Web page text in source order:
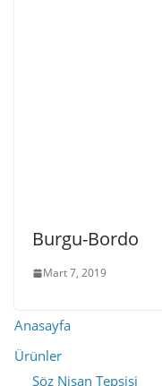
Burgu-Bordo
Mart 7, 2019
Anasayfa
Ürünler
Söz Nişan Tepsisi